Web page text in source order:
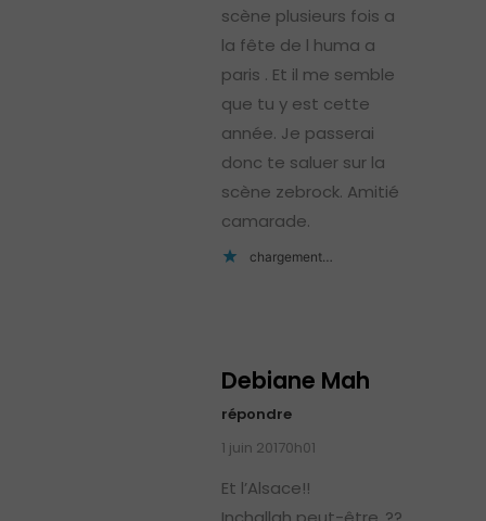
scène plusieurs fois a
la fête de l huma a
paris . Et il me semble
que tu y est cette
année. Je passerai
donc te saluer sur la
scène zebrock. Amitié
camarade.
chargement…
Debiane Mah
répondre
1 juin 20170h01
Et l’Alsace!!